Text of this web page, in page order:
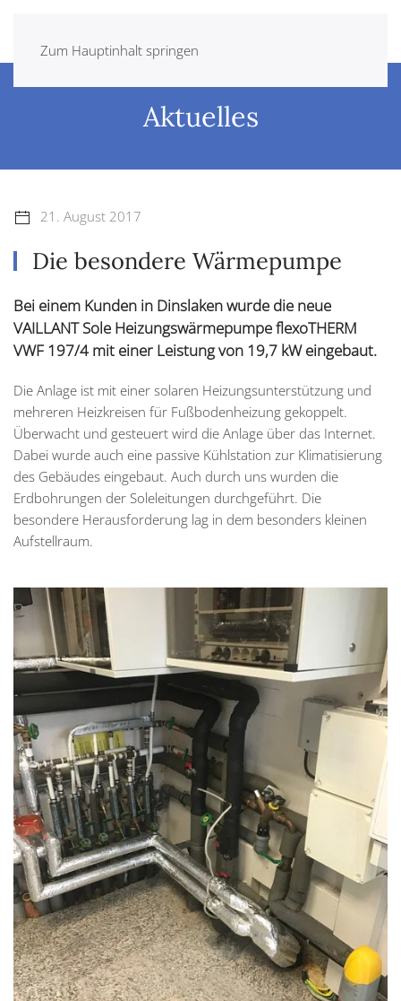
Zum Hauptinhalt springen
Aktuelles
21. August 2017
Die besondere Wärmepumpe
Bei einem Kunden in Dinslaken wurde die neue
VAILLANT Sole Heizungswärmepumpe flexoTHERM
VWF 197/4 mit einer Leistung von 19,7 kW eingebaut.
Die Anlage ist mit einer solaren Heizungsunterstützung und
mehreren Heizkreisen für Fußbodenheizung gekoppelt.
Überwacht und gesteuert wird die Anlage über das Internet.
Dabei wurde auch eine passive Kühlstation zur Klimatisierung
des Gebäudes eingebaut. Auch durch uns wurden die
Erdbohrungen der Soleleitungen durchgeführt. Die
besondere Herausforderung lag in dem besonders kleinen
Aufstellraum.